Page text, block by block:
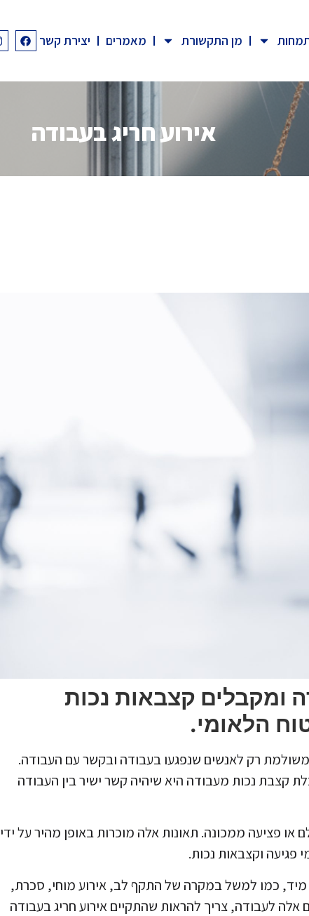
מן התקשורת מאמרים יצירת קשר
אירוע חריג בעבודה
ומקבלים קצבאות נכות
הלאומי.
רק לאנשים שנפגעו בעבודה ובקשר עם העבודה.
קצבת נכות מעבודה היא שיהיה קשר ישיר בין העבודה
או פציעה ממכונה. תאונות אלה מוכרות באופן מהיר על ידי
פגיעה וקצבאות נכות.
מיד, כמו למשל במקרה של התקף לב, אירוע מוחי, סכרת,
אלה לעבודה, צריך להראות שהתקיים אירוע חריג בעבודה